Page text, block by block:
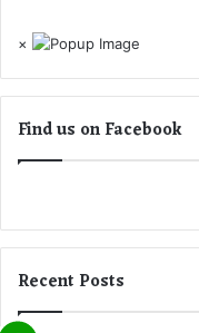
×
Find us on Facebook
Recent Posts